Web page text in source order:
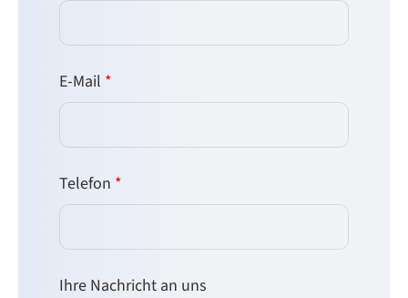
E-Mail *
Telefon *
Ihre Nachricht an uns